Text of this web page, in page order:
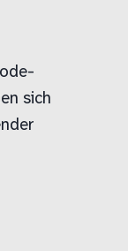
sich